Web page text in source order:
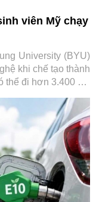
viên Mỹ chạy
University (BYU)
khi chế tạo thành
thể đi hơn 3.400 km
Eco-marathon danh